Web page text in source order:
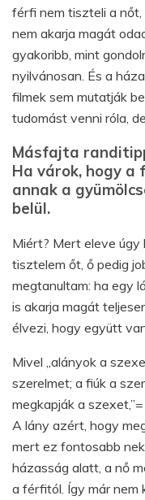
férfi nem tiszteli a nőt,
nem akarja magát
gyakoribb, mint
nyilvánosan. És a
filmek sem mutatják
tudomást venni róla,
Másfajta
Ha várok, hogy a
annak a
belül.
Miért? Mert eleve úgy
tisztelem őt, ő pedig
megtanultam: ha egy
is akarja magát
élvezi, hogy együtt
Mivel „alányok a
szerelmet; a fiúk a
megkapják a
A lány azért, hogy
mert ez fontosabb
házasság alatt, a nő
a férfitól. Így már nem